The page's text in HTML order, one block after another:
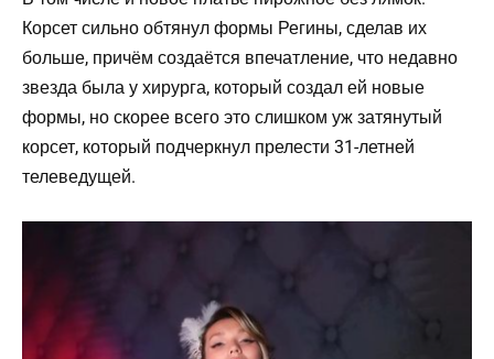
Корсет сильно обтянул формы Регины, сделав их
больше, причём создаётся впечатление, что недавно
звезда была у хирурга, который создал ей новые
формы, но скорее всего это слишком уж затянутый
корсет, который подчеркнул прелести 31-летней
телеведущей.